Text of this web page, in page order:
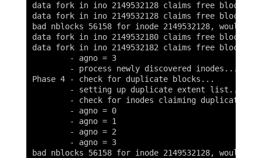
data fork in ino 2149532128 claims free block
data fork in ino 2149532128 claims free block
bad nblocks 56158 for inode 2149532128, would
data fork in ino 2149532180 claims free block
data fork in ino 2149532182 claims free block
        - agno = 3
        - process newly discovered inodes...
Phase 4 - check for duplicate blocks...
        - setting up duplicate extent list...
- check for inodes claiming duplicate
        - agno = 0
        - agno = 1
        - agno = 2
        - agno = 3
bad nblocks 56158 for inode 2149532128, would